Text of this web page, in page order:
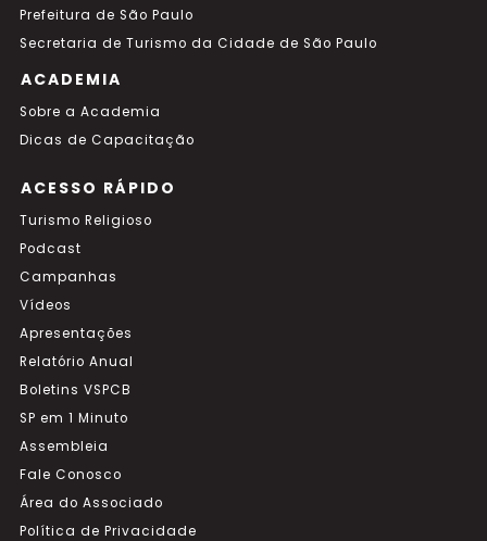
Prefeitura de São Paulo
Secretaria de Turismo da Cidade de São Paulo
ACADEMIA
Sobre a Academia
Dicas de Capacitação
ACESSO RÁPIDO
Turismo Religioso
Podcast
Campanhas
Vídeos
Apresentações
Relatório Anual
Boletins VSPCB
SP em 1 Minuto
Assembleia
Fale Conosco
Área do Associado
Política de Privacidade